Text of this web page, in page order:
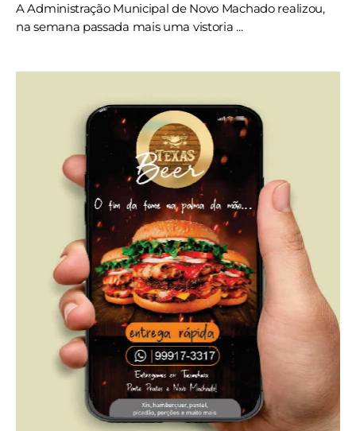
A Administração Municipal de Novo Machado realizou,
na semana passada mais uma vistoria ...